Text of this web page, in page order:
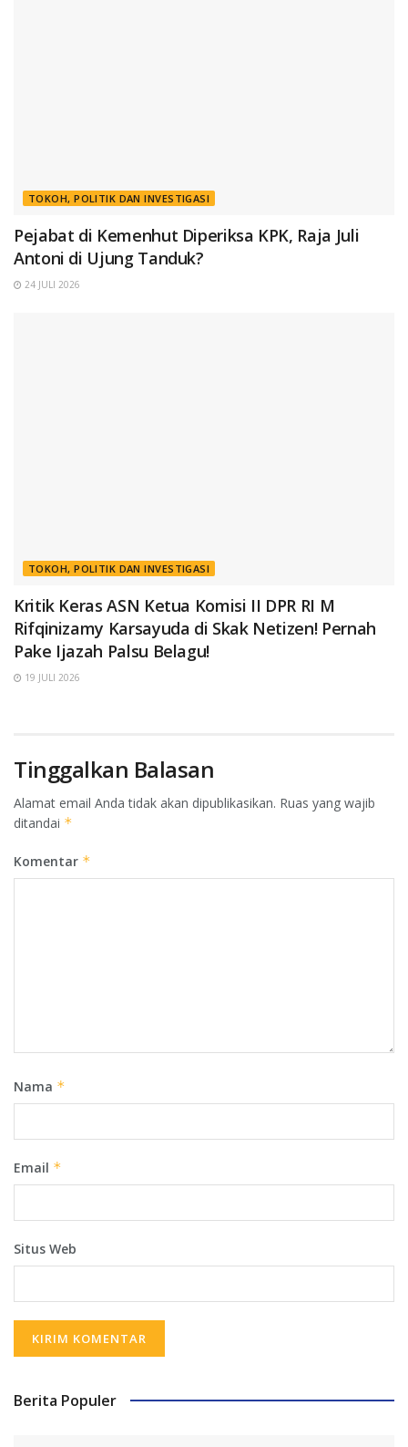
TOKOH, POLITIK DAN INVESTIGASI
Pejabat di Kemenhut Diperiksa KPK, Raja Juli
Antoni di Ujung Tanduk?
24 JULI 2026
TOKOH, POLITIK DAN INVESTIGASI
Kritik Keras ASN Ketua Komisi II DPR RI M
Rifqinizamy Karsayuda di Skak Netizen! Pernah
Pake Ijazah Palsu Belagu!
19 JULI 2026
Tinggalkan Balasan
Alamat email Anda tidak akan dipublikasikan. Ruas yang wajib
ditandai *
Komentar *
Nama *
Email *
Situs Web
Berita Populer